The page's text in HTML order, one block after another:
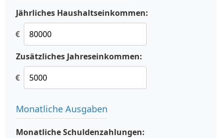
Jährliches Haushaltseinkommen:
€
Zusätzliches Jahreseinkommen:
€
Monatliche Ausgaben
Monatliche Schuldenzahlungen: